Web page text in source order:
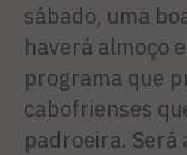
sábado, uma
haverá almoço
programa que
cabofrienses
padroeira. Será